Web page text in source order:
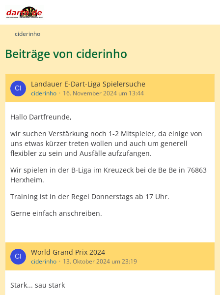
ciderinho
Beiträge von ciderinho
Landauer E-Dart-Liga Spielersuche
ciderinho 16. November 2024 um 13:44
Hallo Dartfreunde,
wir suchen Verstärkung noch 1-2 Mitspieler, da einige von
uns etwas kürzer treten wollen und auch um generell
flexibler zu sein und Ausfälle aufzufangen.
Wir spielen in der B-Liga im Kreuzeck bei de Be Be in 76863
Herxheim.
Training ist in der Regel Donnerstags ab 17 Uhr.
Gerne einfach anschreiben.
World Grand Prix 2024
ciderinho 13. Oktober 2024 um 23:19
Stark... sau stark